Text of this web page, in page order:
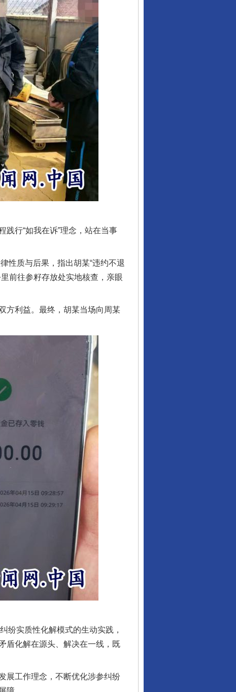
行“如我在诉”理念，站在当事
性质与后果，指出胡某“违约不退
前往参籽存放处实地核查，亲眼
利益。最终，胡某当场向周某
实质性化解模式的生动实践，
盾化解在源头、解决在一线，既
工作理念，不断优化涉参纠纷
行业协会接连发公告
从数据变化看反腐深化
酒驾未被当场查获能处罚吗
“后车司机肯定在骂我”